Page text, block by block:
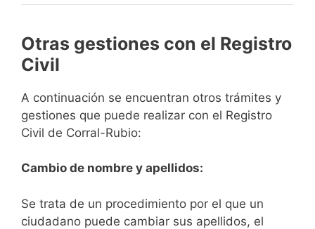
Otras gestiones con el Registro
Civil
A continuación se encuentran otros trámites y
gestiones que puede realizar con el Registro
Civil de Corral-Rubio:
Cambio de nombre y apellidos:
Se trata de un procedimiento por el que un
ciudadano puede cambiar sus apellidos, el